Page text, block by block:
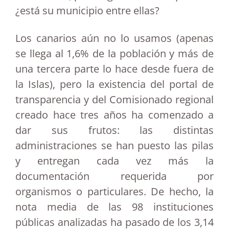
¿está su municipio entre ellas?
Los canarios aún no lo usamos (apenas
se llega al 1,6% de la población y más de
una tercera parte lo hace desde fuera de
la Islas), pero la existencia del portal de
transparencia y del Comisionado regional
creado hace tres años ha comenzado a
dar sus frutos: las distintas
administraciones se han puesto las pilas
y entregan cada vez más la
documentación requerida por
organismos o particulares. De hecho, la
nota media de las 98 instituciones
públicas analizadas ha pasado de los 3,14